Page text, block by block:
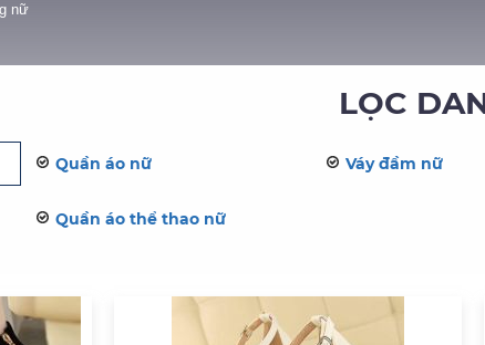
nữ
LỌC
Quần áo nữ Váy đầm nữ
Quần áo thể thao nữ